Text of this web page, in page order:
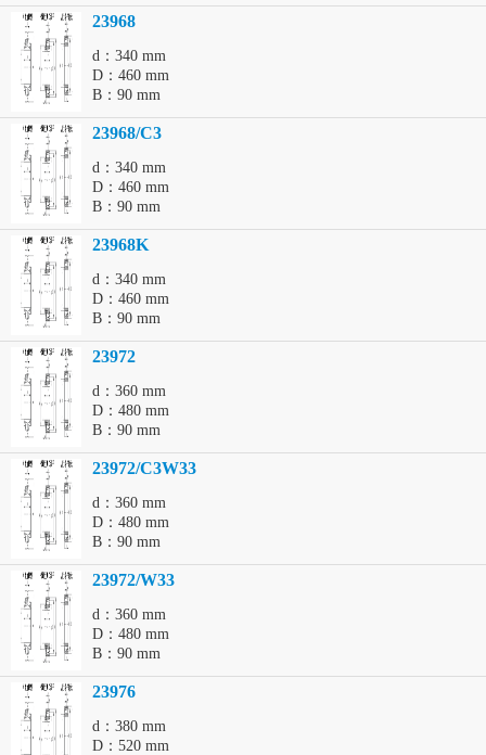
23968
d：340 mm
D：460 mm
B：90 mm
23968/C3
d：340 mm
D：460 mm
B：90 mm
23968K
d：340 mm
D：460 mm
B：90 mm
23972
d：360 mm
D：480 mm
B：90 mm
23972/C3W33
d：360 mm
D：480 mm
B：90 mm
23972/W33
d：360 mm
D：480 mm
B：90 mm
23976
d：380 mm
D：520 mm